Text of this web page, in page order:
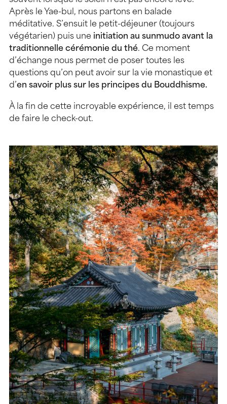
Après le Yae-bul, nous partons en balade
méditative. S’ensuit le petit-déjeuner (toujours
végétarien) puis une initiation au sunmudo avant la
traditionnelle cérémonie du thé. Ce moment
d’échange nous permet de poser toutes les
questions qu’on peut avoir sur la vie monastique et
d’en savoir plus sur les principes du Bouddhisme.
À la fin de cette incroyable expérience, il est temps
de faire le check-out.